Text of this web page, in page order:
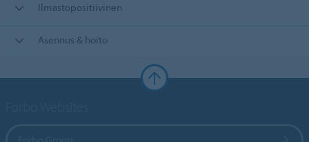
Ilmastopositiivinen
Asennus & hoito